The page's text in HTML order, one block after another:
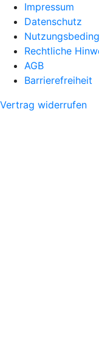
Impressum
Datenschutz
Rechtliche
AGB
Barrierefreiheit
Vertrag widerrufen